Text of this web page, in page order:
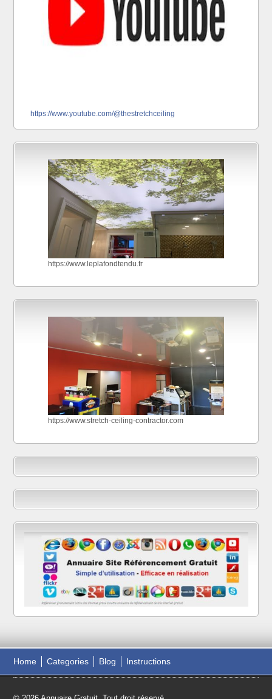
https://www.youtube.com/@thestretchceiling
https://www.leplafondtendu.fr
https://www.stretch-ceiling-contractor.com
Home Categories Blog Instructions